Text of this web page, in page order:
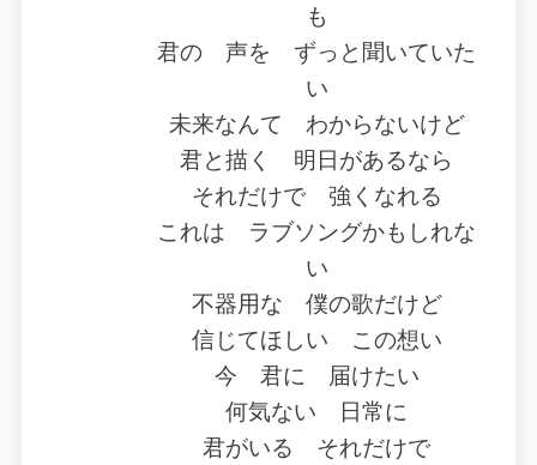
も
君の 声を ずっと聞いていた
い
未来なんて わからないけど
君と描く 明日があるなら
それだけで 強くなれる
これは ラブソングかもしれな
い
不器用な 僕の歌だけど
信じてほしい この想い
今 君に 届けたい
何気ない 日常に
君がいる それだけで